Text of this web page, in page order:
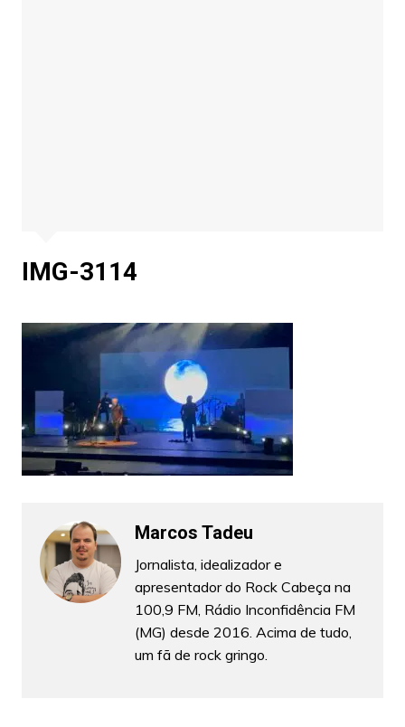
IMG-3114
Marcos Tadeu
Jornalista, idealizador e
apresentador do Rock Cabeça na
100,9 FM, Rádio Inconfidência FM
(MG) desde 2016. Acima de tudo,
um fã de rock gringo.